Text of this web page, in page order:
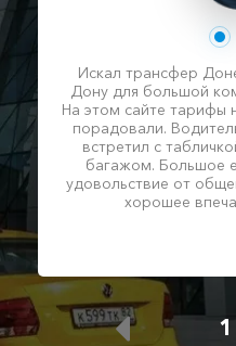
Искал трансфер
Дону для большой
На этом сайте тарифы
порадовали.
встретил с
багажом. Большое
удовольствие от
хорошее
1